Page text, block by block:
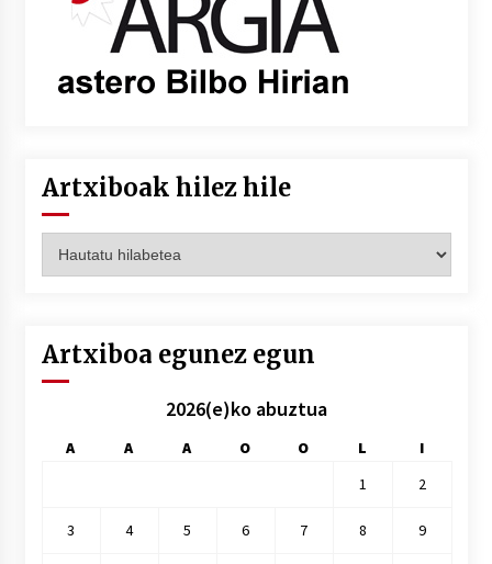
Artxiboak hilez hile
hilez
Artxiboa egunez egun
2026(e)ko abuztua
A A A O O L
I
1
2
3 4 5 6 7 8 9